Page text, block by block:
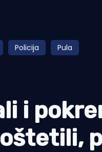
Policija Pula
i